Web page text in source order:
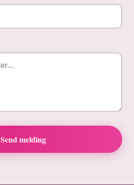
Send melding